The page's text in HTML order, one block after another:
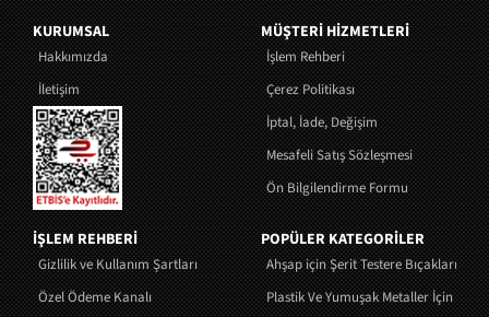
KURUMSAL
Hakkımızda
İletişim
MÜŞTERI HIZMETLERI
İşlem Rehberi
Çerez Politikası
İptal, İade, Değişim
Mesafeli Satış Sözleşmesi
Ön Bilgilendirme Formu
İŞLEM REHBERİ
Gizlilik ve Kullanım Şartları
Özel Ödeme Kanalı
POPÜLER KATEGORİLER
Ahşap için Şerit Testere Bıçakları
Plastik Ve Yumuşak Metaller İçin Şerit